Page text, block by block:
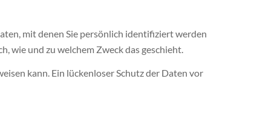
mit denen Sie persönlich identifiziert werden
wie und zu welchem Zweck das geschieht.
kann. Ein lückenloser Schutz der Daten vor